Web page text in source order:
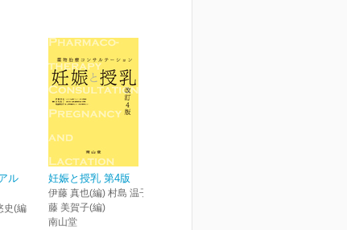
ル
史(編
妊娠と授乳 第4版
伊藤 真也(編) 村島 温子(編) 後
藤 美賀子(編)
南山堂